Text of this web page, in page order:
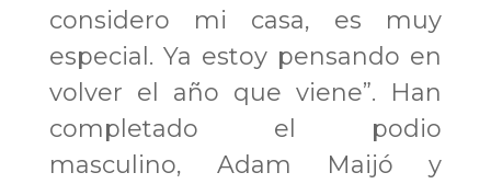
considero mi casa, es muy
especial. Ya estoy pensando en
volver el año que viene”. Han
completado el podio
masculino, Adam Maijó y